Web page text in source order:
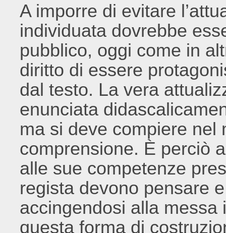
A imporre di evitare
individuata dovrebbe
pubblico, oggi come in
diritto di essere
dal testo. La vera
enunciata
ma si deve compiere nel
comprensione. È perciò
alle sue competenze
regista devono pensare
accingendosi alla
questa forma di